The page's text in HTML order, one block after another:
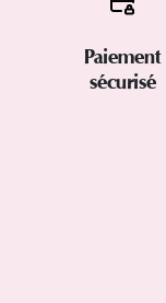
Paiement
sécurisé